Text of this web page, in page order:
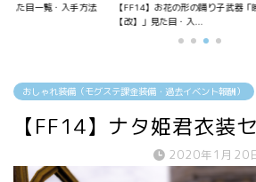
見た目一覧・入手方法
【FF14】お花の形の踊り子武器「
【改】」見た目・入...
おしゃれ装備（モグステ課金装備・過去イベント報酬）
【FF14】ナタ姫君衣装
2020年1月20